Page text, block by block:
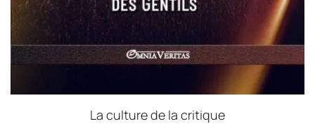
La culture de la critique